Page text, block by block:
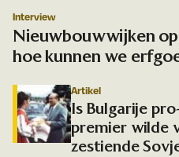
Interview
Nieuwbouwwijken
hoe kunnen we
Artikel
Is Bulgarije
premier wilde
zestiende